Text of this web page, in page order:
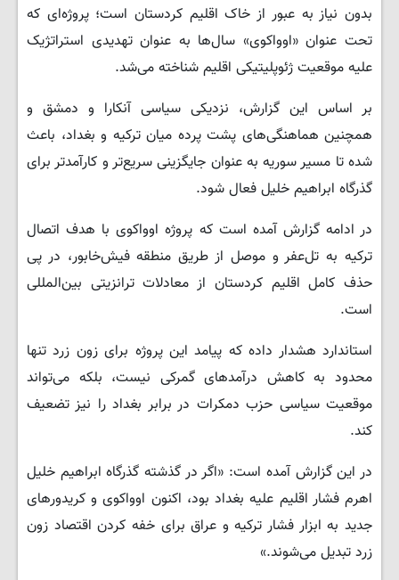
بدون نیاز به عبور از خاک اقلیم کردستان است؛ پروژه‌ای که
تحت عنوان «اوواکوی» سال‌ها به عنوان تهدیدی استراتژیک
علیه موقعیت ژئوپلیتیکی اقلیم شناخته می‌شد.
بر اساس این گزارش، نزدیکی سیاسی آنکارا و دمشق و
همچنین هماهنگی‌های پشت پرده میان ترکیه و بغداد، باعث
شده تا مسیر سوریه به عنوان جایگزینی سریع‌تر و کارآمدتر برای
گذرگاه ابراهیم خلیل فعال شود.
در ادامه گزارش آمده است که پروژه اوواکوی با هدف اتصال
ترکیه به تل‌عفر و موصل از طریق منطقه فیش‌خابور، در پی
حذف کامل اقلیم کردستان از معادلات ترانزیتی بین‌المللی
است.
استاندارد هشدار داده که پیامد این پروژه برای زون زرد تنها
محدود به کاهش درآمدهای گمرکی نیست، بلکه می‌تواند
موقعیت سیاسی حزب دمکرات در برابر بغداد را نیز تضعیف
کند.
در این گزارش آمده است: «اگر در گذشته گذرگاه ابراهیم خلیل
اهرم فشار اقلیم علیه بغداد بود، اکنون اوواکوی و کریدورهای
جدید به ابزار فشار ترکیه و عراق برای خفه کردن اقتصاد زون
زرد تبدیل می‌شوند.»